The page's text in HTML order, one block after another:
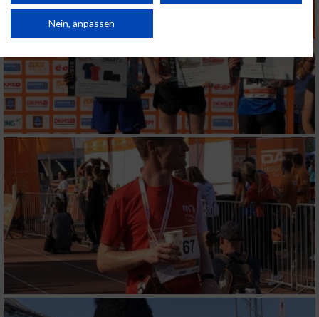
von Inhalten.
Daten können außerhalb der Europäischen Union weitergegeben und in die
Website/App.
Partnerliste anzeigen (1 IAB-Anbieter)
Wir nutzen Ihre Daten für folgende Zwecke:
IAB-Verarbeitungszwecke:
Speichern von oder Zugriff auf Informationen
auf einem Endgerät
Verwendung reduzierter Daten zur Auswahl
von Werbeanzeigen
Erstellung von Profilen für personalisierte
Werbung
Verwendung von Profilen zur Auswahl
personalisierter Werbung
Nein, anpassen